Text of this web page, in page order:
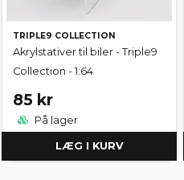
TRIPLE9 COLLECTION
Akrylstativer til biler - Triple9
Collection - 1:64
85 kr
På lager
LÆG I KURV